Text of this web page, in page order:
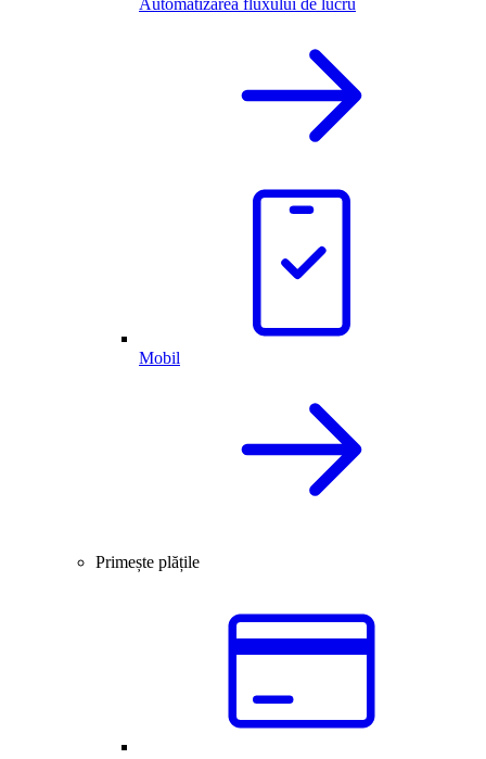
Automatizarea fluxului de lucru
Mobil
Primește plățile